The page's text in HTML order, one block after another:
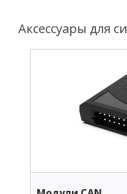
Аксессуары для